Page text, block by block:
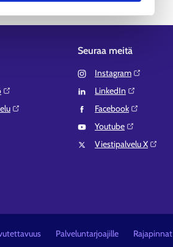
Seuraa meitä
Instagram⁠
LinkedIn⁠
Facebook⁠
Youtube⁠
Viestipalvelu X⁠
Palveluntarjoajille Rajapinnat